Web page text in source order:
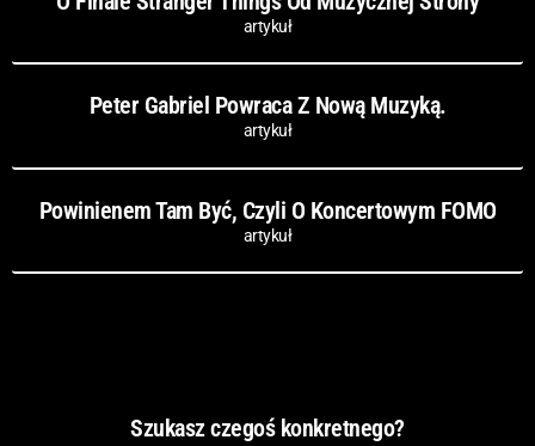
artykuł
Peter Gabriel Powraca Z Nową Muzyką.
artykuł
Powinienem Tam Być, Czyli O Koncertowym FOMO
artykuł
Szukasz czegoś konkretnego?